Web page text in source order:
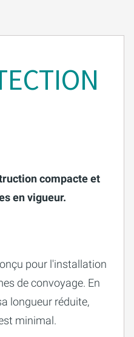
compacte et
en vigueur.
pour l'installation
de convoyage. En
longueur réduite,
minimal.